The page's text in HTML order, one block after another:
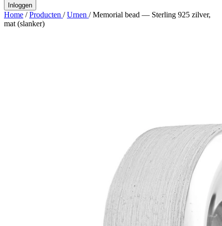
Inloggen
Home / Producten / Urnen / Memorial bead — Sterling 925 zilver,
mat (slanker)